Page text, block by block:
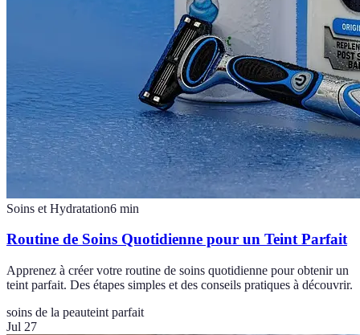
Soins et Hydratation6 min
Routine de Soins Quotidienne pour un Teint Parfait
Apprenez à créer votre routine de soins quotidienne pour obtenir un
teint parfait. Des étapes simples et des conseils pratiques à découvrir.
soins de la peauteint parfait
Jul 27